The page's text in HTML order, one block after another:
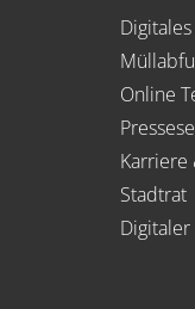
Online
Karriere
Stadtrat